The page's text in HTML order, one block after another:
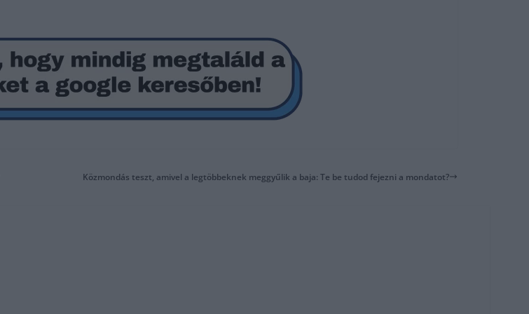
Közmondás teszt, amivel a legtöbbeknek meggyűlik a baja: Te be tudod fejezni a mondatot?